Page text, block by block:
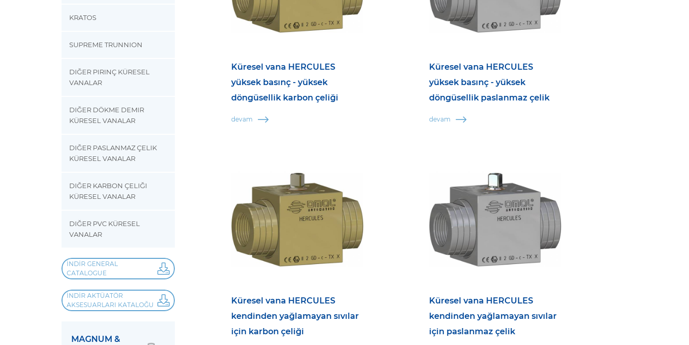
KRATOS
SUPREME TRUNNION
DIĞER PIRINÇ KÜRESEL
VANALAR
DIĞER DÖKME DEMIR
KÜRESEL VANALAR
DIĞER PASLANMAZ ÇELIK
KÜRESEL VANALAR
DIĞER KARBON ÇELIĞI
KÜRESEL VANALAR
DIĞER PVC KÜRESEL
VANALAR
İNDIR GENERAL
CATALOGUE
İNDIR AKTÜATÖR
AKSESUARLARI KATALOĞU
MAGNUM &
Küresel vana HERCULES
yüksek basınç - yüksek
döngüsellik karbon çeliği
devam
Küresel vana HERCULES
yüksek basınç - yüksek
döngüsellik paslanmaz çelik
devam
Küresel vana HERCULES
kendinden yağlamayan sıvılar
için karbon çeliği
Küresel vana HERCULES
kendinden yağlamayan sıvılar
için paslanmaz çelik